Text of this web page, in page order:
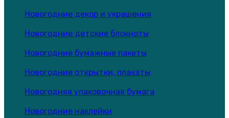
Новогодние декор и украшения
Новогодние детские блокноты
Новогодние бумажные пакеты
Новогодние открытки, плакаты
Новогодняя упаковочная бумага
Новогодние наклейки